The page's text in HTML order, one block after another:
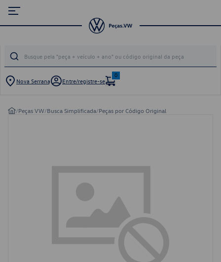
Nova Serrana Entre/registre-se
0
/Peças VW/Busca Simplificada/Peças por Código Original